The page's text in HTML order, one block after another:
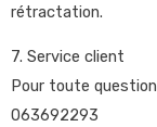
rétractation.
7. Service client
Pour toute question
063692293